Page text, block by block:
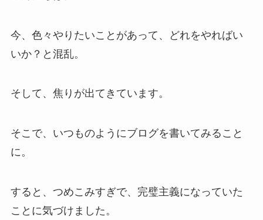
今、色々やりたいことがあって、どれをやればい
いか？と混乱。
そして、焦りが出てきています。
そこで、いつものようにブログを書いてみること
に。
すると、つめこみすぎで、完璧主義になっていた
ことに気づけました。